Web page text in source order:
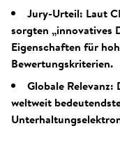
Jury-Urteil: Laut
sorgten „innovatives
Eigenschaften für
Bewertungskriterien.
Globale Relevanz:
weltweit